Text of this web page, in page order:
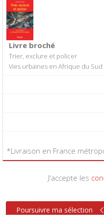
Livre broché
Trier, exclure et policer
Vies urbaines en Afrique du Sud
*Livraison en France
J'accepte les
Poursuivre ma sélection